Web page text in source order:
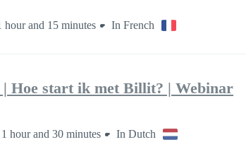
hour and 15 minutes In French
| Hoe start ik met Billit? | Webinar
hour and 30 minutes In Dutch